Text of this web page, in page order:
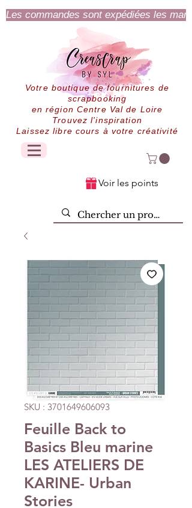
Les commandes sont expédiées les
Votre boutique de fournitures de
scrapbooking
en région Centre Val de Loire
Trouvez l'inspiration
Laissez libre cours à votre créativité
Voir les points
SKU : 3701649606093
Feuille Back to
Basics Bleu marine
LES ATELIERS DE
KARINE- Urban
Stories